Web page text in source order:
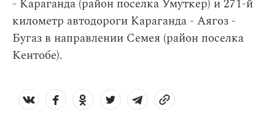
- Караганда (район поселка Умуткер) и 271-й
километр автодороги Караганда - Аягоз -
Бугаз в направлении Семея (район поселка
Кентобе).